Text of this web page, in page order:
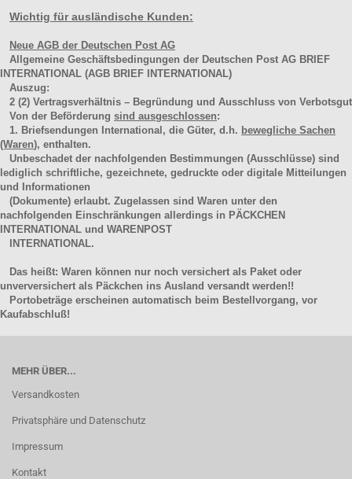
Wichtig für ausländische Kunden:
Neue AGB der Deutschen Post AG
Allgemeine Geschäftsbedingungen der Deutschen Post AG BRIEF
INTERNATIONAL (AGB BRIEF INTERNATIONAL)
Auszug:
2 (2) Vertragsverhältnis – Begründung und Ausschluss von Verbotsgut
Von der Beförderung sind ausgeschlossen:
1. Briefsendungen International, die Güter, d.h. bewegliche Sachen
(Waren), enthalten.
Unbeschadet der nachfolgenden Bestimmungen (Ausschlüsse) sind
lediglich schriftliche, gezeichnete, gedruckte oder digitale Mitteilungen
und Informationen
(Dokumente) erlaubt. Zugelassen sind Waren unter den
nachfolgenden Einschränkungen allerdings in PÄCKCHEN
INTERNATIONAL und WARENPOST
INTERNATIONAL.
Das heißt: Waren können nur noch versichert als Paket oder
unverversichert als Päckchen ins Ausland versandt werden!!
Portobeträge erscheinen automatisch beim Bestellvorgang, vor
Kaufabschluß!
MEHR ÜBER...
Versandkosten
Privatsphäre und Datenschutz
Impressum
Kontakt